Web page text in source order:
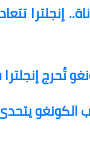
تُحرج
يتحدى